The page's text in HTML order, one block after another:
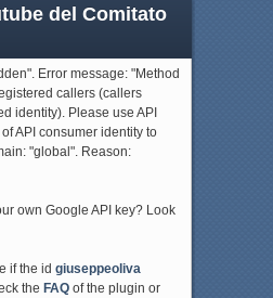
del Comitato
Error message: "Method
callers (callers
identity). Please use API
API consumer identity to
"global". Reason:
own Google API key? Look
if the id giuseppeoliva
the FAQof the plugin or